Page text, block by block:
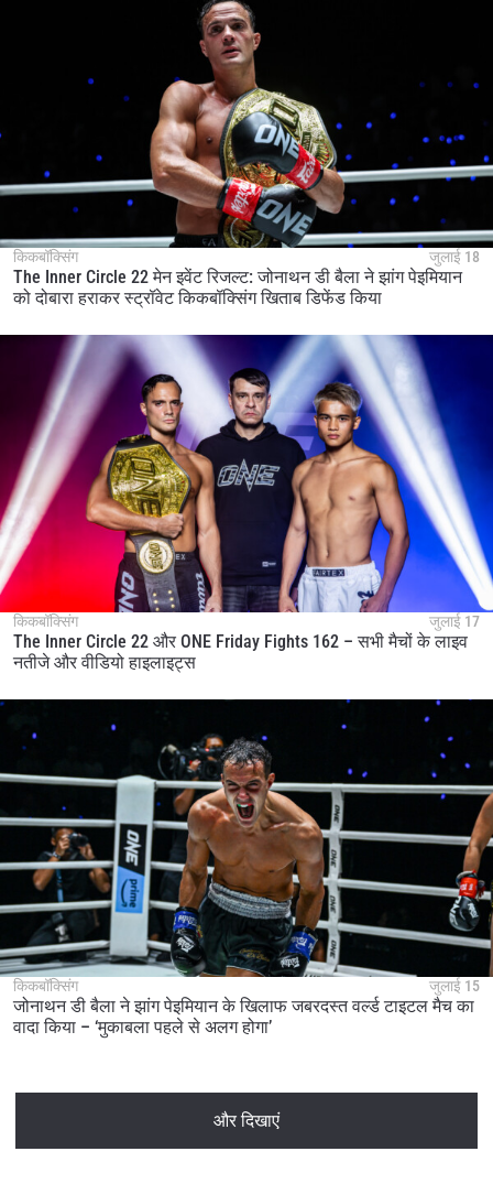
किकबॉक्सिंग जुलाई 18
The Inner Circle 22 मेन इवेंट रिजल्ट: जोनाथन डी बैला ने झांग पेइमियान
को दोबारा हराकर स्ट्रॉवेट किकबॉक्सिंग खिताब डिफेंड किया
किकबॉक्सिंग जुलाई 17
The Inner Circle 22 और ONE Friday Fights 162 – सभी मैचों के लाइव
नतीजे और वीडियो हाइलाइट्स
किकबॉक्सिंग जुलाई 15
जोनाथन डी बैला ने झांग पेइमियान के खिलाफ जबरदस्त वर्ल्ड टाइटल मैच का
वादा किया – ‘मुकाबला पहले से अलग होगा’
और दिखाएं